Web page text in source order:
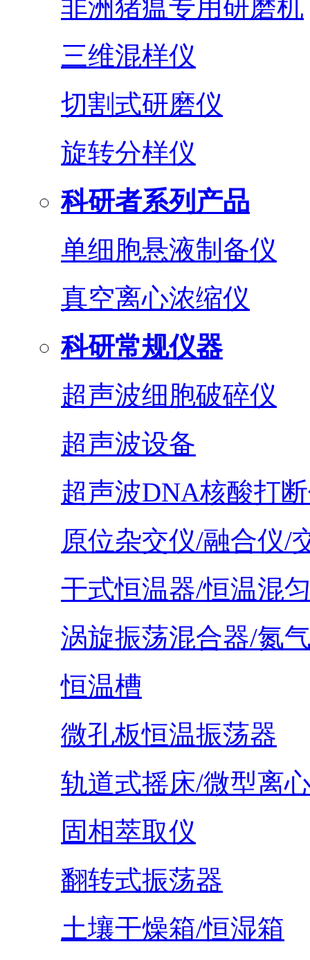
非洲猪瘟专用研磨机
三维混样仪
切割式研磨仪
旋转分样仪
科研者系列产品
单细胞悬液制备仪
真空离心浓缩仪
科研常规仪器
超声波细胞破碎仪
超声波设备
超声波DNA核酸打
原位杂交仪/融合仪/
干式恒温器/恒温混
涡旋振荡混合器/氮
恒温槽
微孔板恒温振荡器
轨道式摇床/微型离
固相萃取仪
翻转式振荡器
土壤干燥箱/恒湿箱